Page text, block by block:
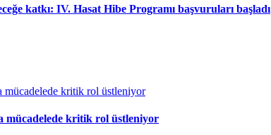
katkı: IV. Hasat Hibe Programı başvuruları başladı
mücadelede kritik rol üstleniyor